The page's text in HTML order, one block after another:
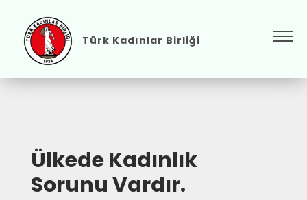
Türk Kadınlar Birliği
Ülkede Kadınlık
Sorunu Vardır.